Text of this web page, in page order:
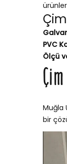
PVC
Ölçü
Muğla
bir